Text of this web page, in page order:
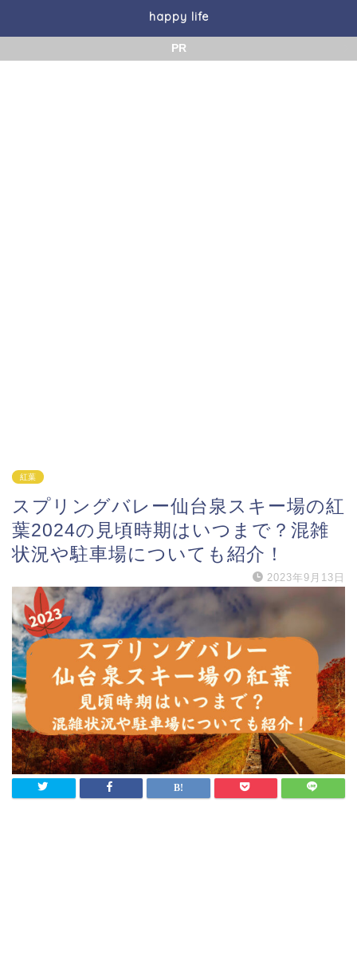
happy life
PR
紅葉
スプリングバレー仙台泉スキー場の紅
葉2024の見頃時期はいつまで？混雑
状況や駐車場についても紹介！
2023年9月13日